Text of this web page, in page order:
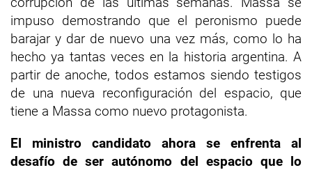
impuso demostrando que el peronismo puede
barajar y dar de nuevo una vez más, como lo ha
hecho ya tantas veces en la historia argentina. A
partir de anoche, todos estamos siendo testigos
de una nueva reconfiguración del espacio, que
tiene a Massa como nuevo protagonista.
El ministro candidato ahora se enfrenta al
desafío de ser autónomo del espacio que lo